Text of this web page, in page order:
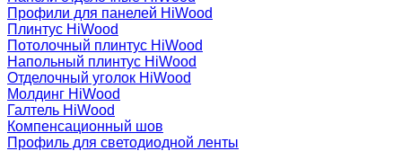
Профили для панелей HiWood
Плинтус HiWood
Потолочный плинтус HiWood
Напольный плинтус HiWood
Отделочный уголок HiWood
Молдинг HiWood
Галтель HiWood
Компенсационный шов
Профиль для светодиодной ленты